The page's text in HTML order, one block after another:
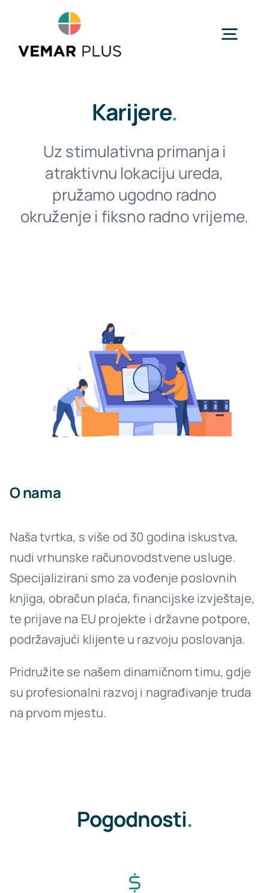
content
Industrije
O nama
HR
Karijere.
Uz stimulativna primanja i
atraktivnu lokaciju ureda,
pružamo ugodno radno
okruženje i fiksno radno vrijeme.
O nama
Naša tvrtka, s više od 30 godina iskustva,
nudi vrhunske računovodstvene usluge.
Specijalizirani smo za vođenje poslovnih
knjiga, obračun plaća, financijske izvještaje,
te prijave na EU projekte i državne potpore,
podržavajući klijente u razvoju poslovanja.
Pridružite se našem dinamičnom timu, gdje
su profesionalni razvoj i nagrađivanje truda
na prvom mjestu.
Pogodnosti.